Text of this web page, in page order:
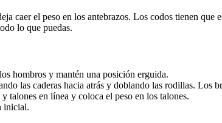
caer el peso en los antebrazos. Los codos tienen
lo que puedas.
hombros y mantén una posición erguida.
las caderas hacia atrás y doblando las rodillas.
talones en línea y coloca el peso en los talones.
inicial.